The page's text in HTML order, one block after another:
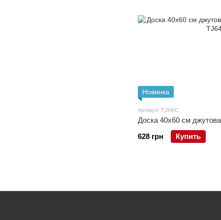
Новинка
Артикул: TJ64/C
Доска 40x60 см
628 грн
Купить